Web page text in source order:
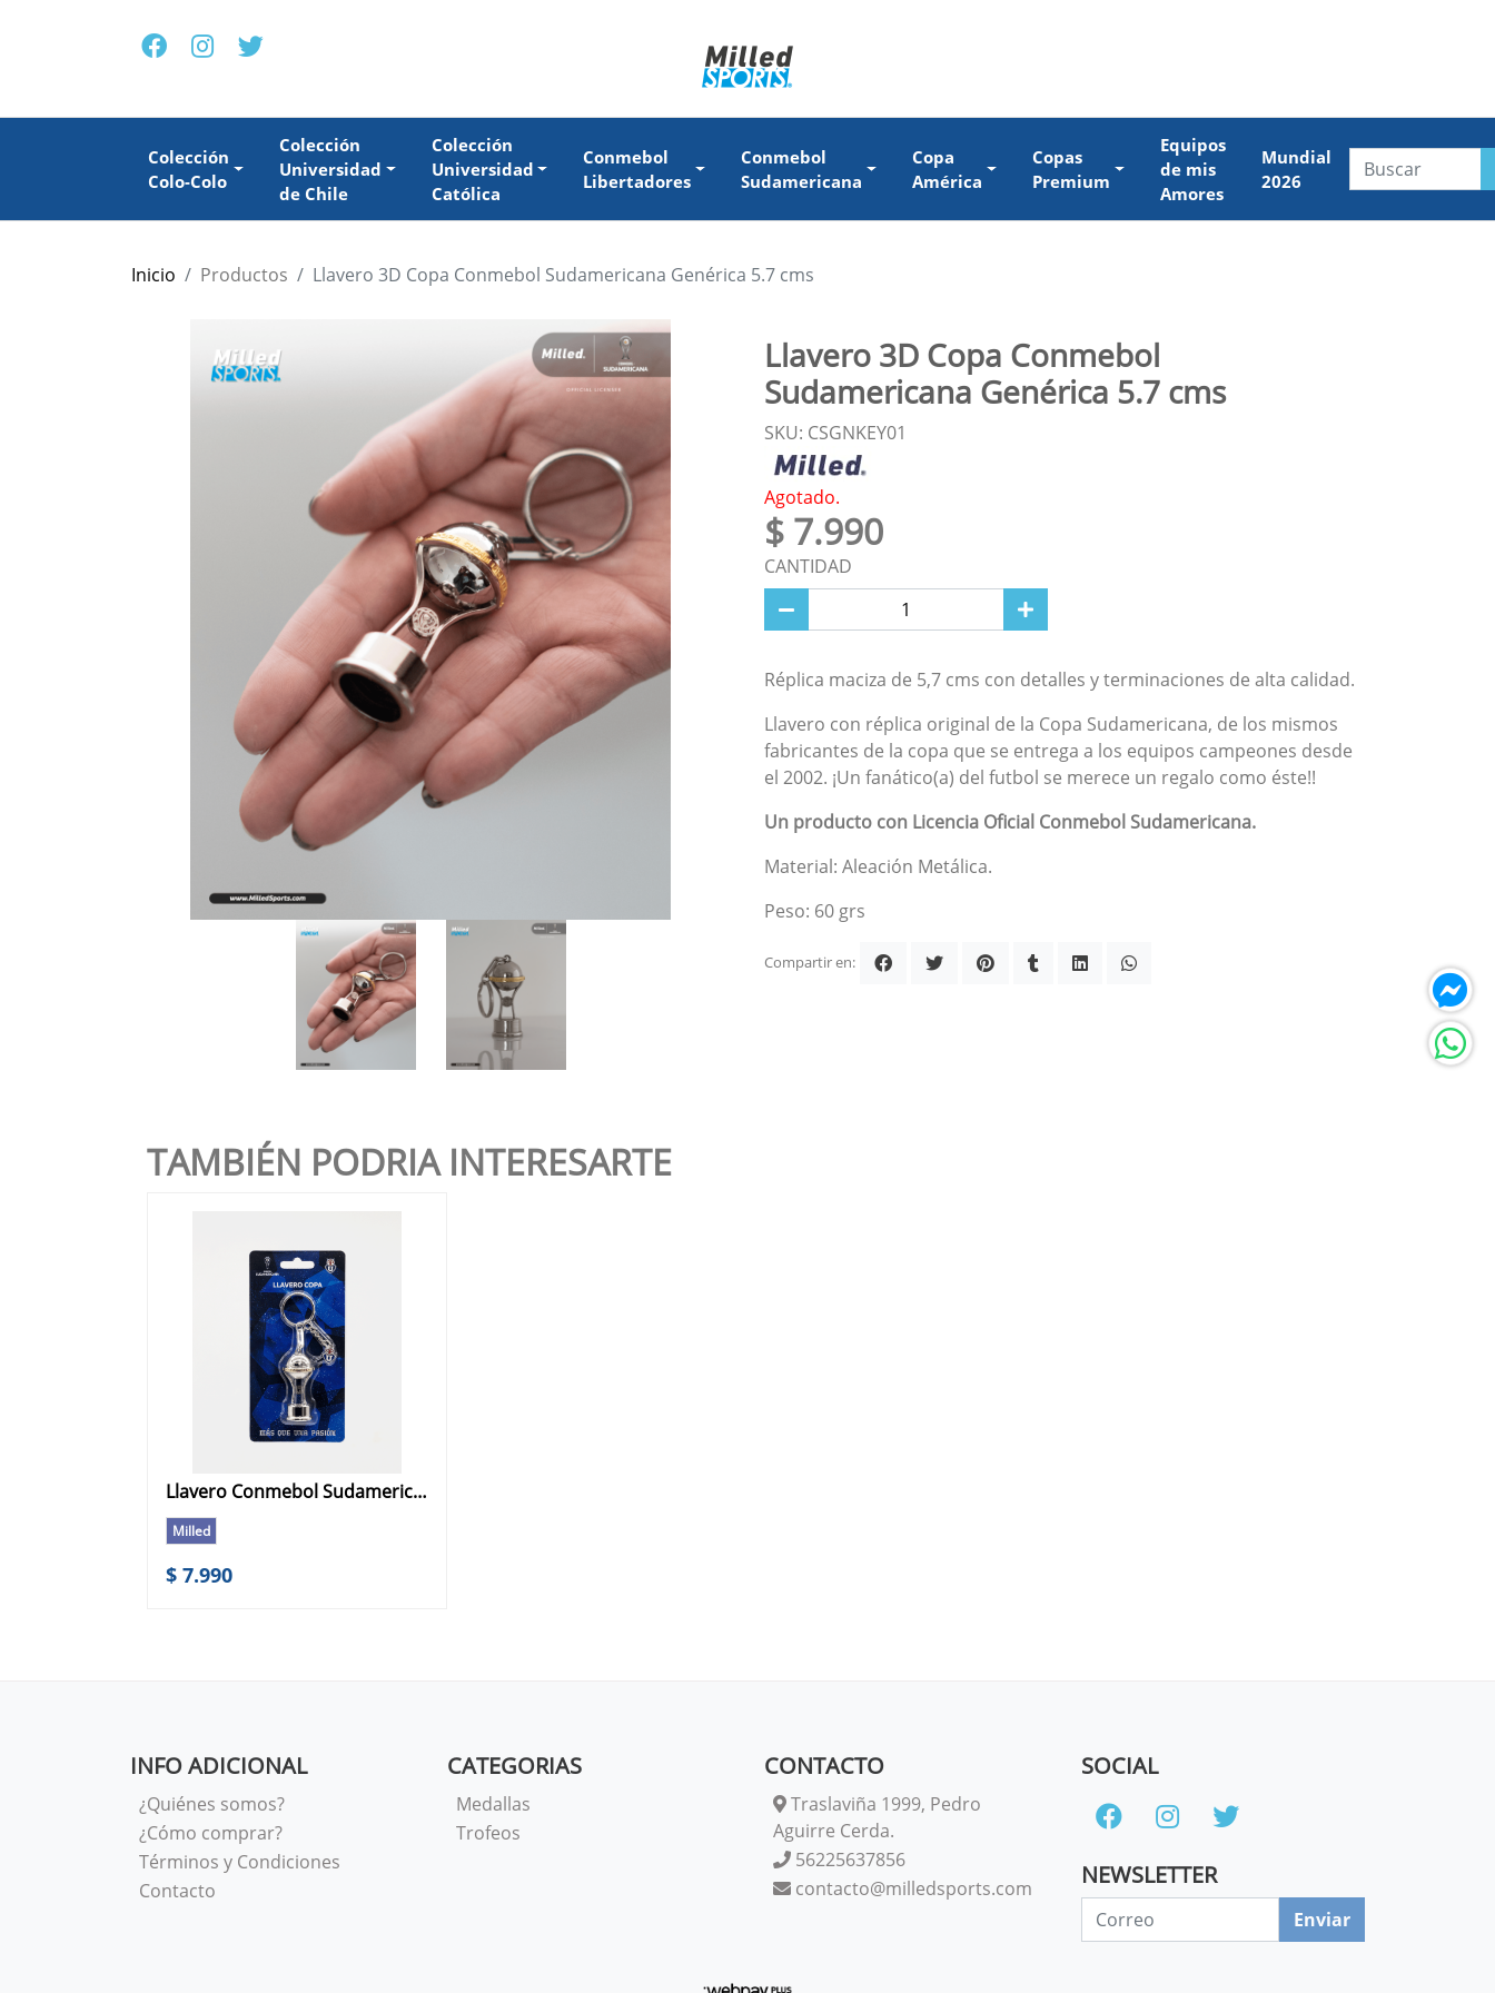
Colección
Colo-Colo
Colección
Universidad
de Chile
Colección
Universidad
Católica
Conmebol
Libertadores
Conmebol
Sudamericana
Copa
América
Copas
Premium
Equipos
de mis
Amores
Mundial
2026
Inicio Productos Llavero 3D Copa Conmebol Sudamericana Genérica 5.7 cms
Llavero 3D Copa Conmebol
Sudamericana Genérica 5.7 cms
SKU: CSGNKEY01
Agotado.
$ 7.990
CANTIDAD
Réplica maciza de 5,7 cms con detalles y terminaciones de alta calidad.
Llavero con réplica original de la Copa Sudamericana, de los mismos
fabricantes de la copa que se entrega a los equipos campeones desde
el 2002. ¡Un fanático(a) del futbol se merece un regalo como éste!!
Un producto con Licencia Oficial Conmebol Sudamericana.
Material: Aleación Metálica.
Peso: 60 grs
Compartir en:
TAMBIÉN PODRIA INTERESARTE
Llavero Conmebol Sudamericana Universidad de Chile
Milled
$ 7.990
INFO ADICIONAL
¿Quiénes somos?
¿Cómo comprar?
Términos y Condiciones
Contacto
CATEGORIAS
Medallas
Trofeos
CONTACTO
Traslaviña 1999, Pedro
Aguirre Cerda.
56225637856
contacto@milledsports.com
SOCIAL
NEWSLETTER
Enviar